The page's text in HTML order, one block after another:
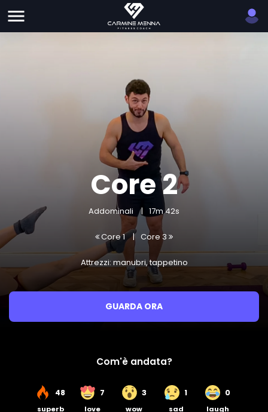
Core 2
Addominali 17m 42s
Core 1 Core 3
Attrezzi: manubri, tappetino
GUARDA ORA